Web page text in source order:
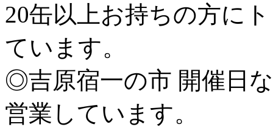
20缶以上お持ちの方に
ています。
◎吉原宿一の市 開催日
営業しています。